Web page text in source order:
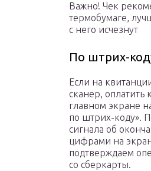
Важно! Чек
термобумаге,
с него исчезнут
По штрих-
Если на
сканер, оплатить
главном экране
по штрих-коду».
сигнала об
цифрами на
подтверждаем
со сберкарты.